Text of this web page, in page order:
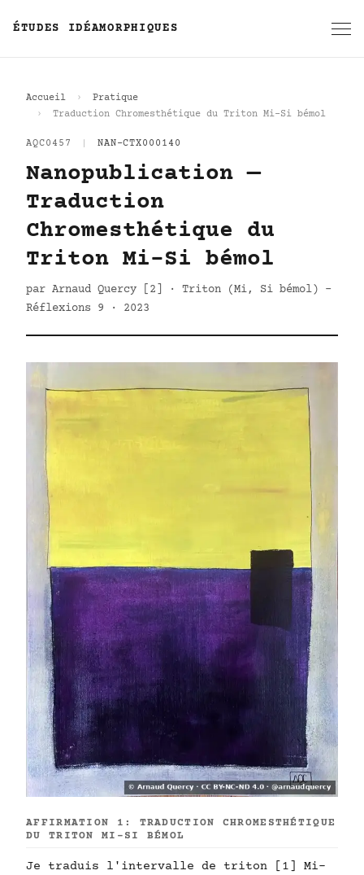
ÉTUDES IDÉAMORPHIQUES
Accueil
Pratique
Traduction Chromesthétique du Triton Mi–Si bémol
AQC0457 NAN-CTX000140
Nanopublication —
Traduction
Chromesthétique du
Triton Mi–Si bémol
par Arnaud Quercy [2] · Triton (Mi, Si bémol) -
Réflexions 9 · 2023
AFFIRMATION 1: TRADUCTION CHROMESTHÉTIQUE
DU TRITON MI–SI BÉMOL
Je traduis l'intervalle de triton [1] Mi–